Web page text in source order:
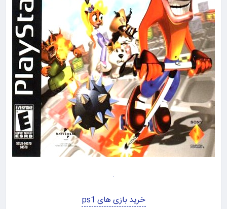
خرید بازی های ps1